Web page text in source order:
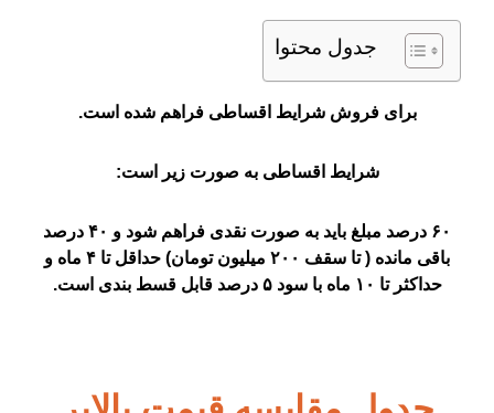
جدول محتوا
برای فروش شرایط اقساطی فراهم شده است.
شرایط اقساطی به صورت زیر است:
۶۰ درصد مبلغ باید به صورت نقدی فراهم شود و ۴۰ درصد
باقی مانده ( تا سقف ۲۰۰ میلیون تومان) حداقل تا ۴ ماه و
حداکثر تا ۱۰ ماه با سود ۵ درصد قابل قسط بندی است.